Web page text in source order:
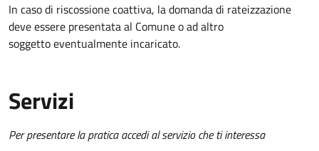
In caso di riscossione coattiva, la domanda di rateizzazione
deve essere presentata al Comune o ad altro
soggetto eventualmente incaricato.
Servizi
Per presentare la pratica accedi al servizio che ti interessa